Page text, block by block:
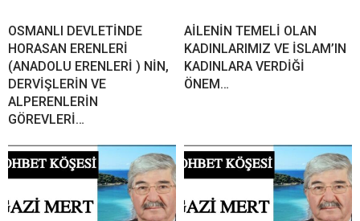
OSMANLI DEVLETİNDE
HORASAN ERENLERİ
(ANADOLU ERENLERİ ) NİN,
DERVİŞLERİN VE
ALPERENLERİN
GÖREVLERİ…
AİLENİN TEMELİ OLAN
KADINLARIMIZ VE İSLAM’IN
KADINLARA VERDİĞİ
ÖNEM…